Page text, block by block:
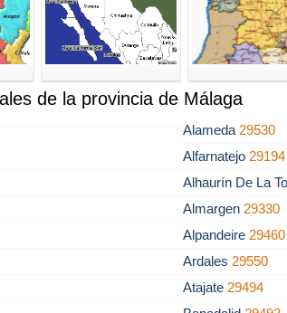
de la provincia de Málaga
Alameda 29530
Alfarnatejo 29194
Alhaurín De La
Almargen 29330
Alpandeire 29460
Ardales 29550
Atajate 29494